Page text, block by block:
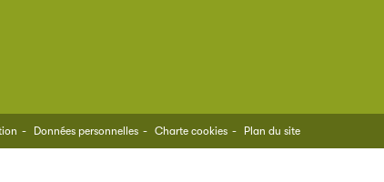
Données personnelles Charte cookies Plan du site